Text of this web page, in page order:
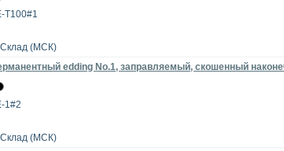
T100#1
Склад (МСК)
edding No.1, заправляемый, скошенный
1#2
Склад (МСК)